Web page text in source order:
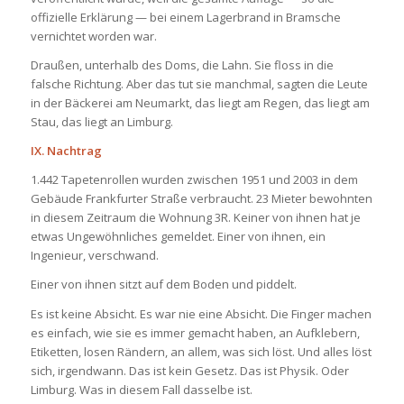
offizielle Erklärung — bei einem Lagerbrand in Bramsche
vernichtet worden war.
Draußen, unterhalb des Doms, die Lahn. Sie floss in die
falsche Richtung. Aber das tut sie manchmal, sagten die Leute
in der Bäckerei am Neumarkt, das liegt am Regen, das liegt am
Stau, das liegt an Limburg.
IX. Nachtrag
1.442 Tapetenrollen wurden zwischen 1951 und 2003 in dem
Gebäude Frankfurter Straße verbraucht. 23 Mieter bewohnten
in diesem Zeitraum die Wohnung 3R. Keiner von ihnen hat je
etwas Ungewöhnliches gemeldet. Einer von ihnen, ein
Ingenieur, verschwand.
Einer von ihnen sitzt auf dem Boden und piddelt.
Es ist keine Absicht. Es war nie eine Absicht. Die Finger machen
es einfach, wie sie es immer gemacht haben, an Aufklebern,
Etiketten, losen Rändern, an allem, was sich löst. Und alles löst
sich, irgendwann. Das ist kein Gesetz. Das ist Physik. Oder
Limburg. Was in diesem Fall dasselbe ist.